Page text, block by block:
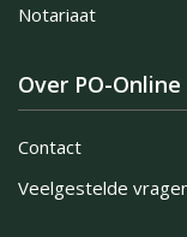
Notariaat
Over PO-Online
Contact
Veelgestelde